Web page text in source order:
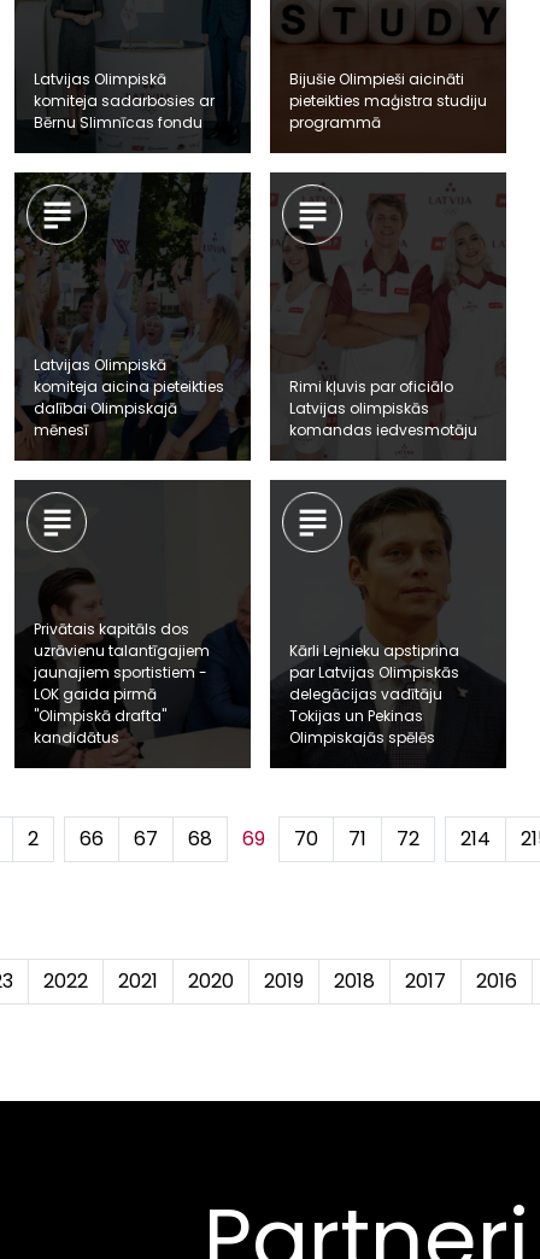
Latvijas Olimpiskā
komiteja sadarbosies ar
Bērnu Slimnīcas fondu
Bijušie Olimpieši aicināti
pieteikties maģistra studiju
programmā
Latvijas Olimpiskā
komiteja aicina pieteikties
dalībai Olimpiskajā
mēnesī
Rimi kļuvis par oficiālo
Latvijas olimpiskās
komandas iedvesmotāju
Privātais kapitāls dos
uzrāvienu talantīgajiem
jaunajiem sportistiem -
LOK gaida pirmā
"Olimpiskā drafta"
kandidātus
Kārli Lejnieku apstiprina
par Latvijas Olimpiskās
delegācijas vadītāju
Tokijas un Pekinas
Olimpiskajās spēlēs
2 66 67 68 69 70 71 72 214
2022 2021 2020 2019 2018 2017 2016